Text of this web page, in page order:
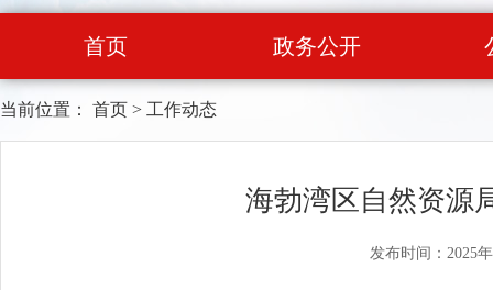
首页 政务公开
当前位置： 首页 > 工作动态
海勃湾区自然资源
发布时间：2025